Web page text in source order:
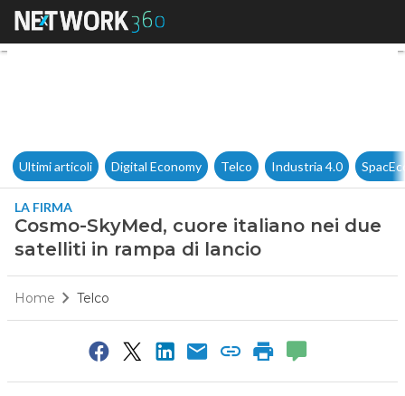
Cosmo-SkyMed, cuore
Ultimi articoli Digital Economy Telco Industria 4.0
LA FIRMA
Cosmo-SkyMed, cuore italiano nei due
satelliti in rampa di lancio
Home Telco